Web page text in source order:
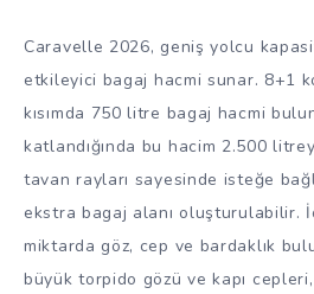
Caravelle 2026, geniş yolcu
etkileyici bagaj hacmi sunar. 8+1
kısımda 750 litre bagaj hacmi
katlandığında bu hacim 2.500
tavan rayları sayesinde isteğe
ekstra bagaj alanı oluşturulabilir.
miktarda göz, cep ve bardaklık
büyük torpido gözü ve kapı